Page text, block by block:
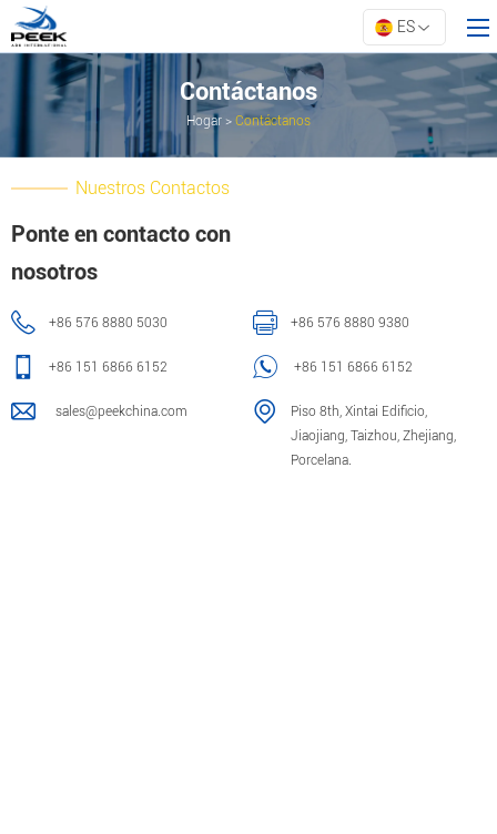
Contáctanos
ES
Contáctanos
Hogar > Contáctanos
Nuestros Contactos
Ponte en contacto con
nosotros
+86 576 8880 5030 +86 576 8880 9380
+86 151 6866 6152 +86 151 6866 6152
sales@peekchina.com
Piso 8th, Xintai Edificio,
Jiaojiang, Taizhou, Zhejiang,
Porcelana.